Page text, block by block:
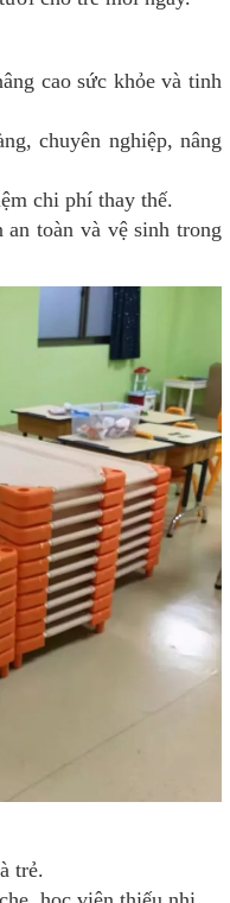
cao sức khỏe và tinh
chuyên nghiệp, nâng
chi phí thay thế.
an toàn và vệ sinh trong
trẻ.